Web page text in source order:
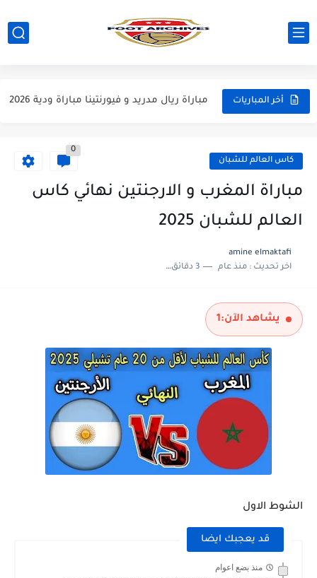
أخر المباريات
مباراة مانشستر يونايتد و اتلتيكو مدريد مباراة ودية 2026
مباراة ريال مدريد و فيورنتينا مباراة ودية 2026
مباراة برشلونة و بيرمنغهام مباراة ودية 2026
مباراة سيلتيك و ميلان مباراة ودية 2026
كاس العالم للشبان
0
مباراة المغرب و الارجنتين نهائي كاس
العالم للشبان 2025
amine elmaktafi
اخر تحديث :منذ عام 3 دقائق للقراءة
يشاهد الآن:1
الشوط الاول
قد يعجبك ايضا
منذ بضع اعوام